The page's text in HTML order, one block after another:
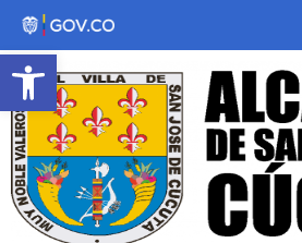
Abrir barra de